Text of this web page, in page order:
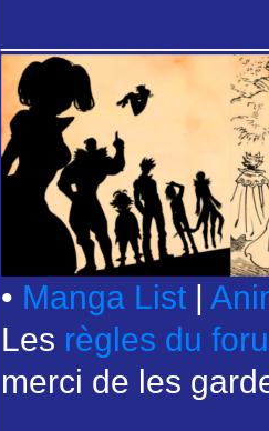
• Manga List |
Les règles du
merci de les